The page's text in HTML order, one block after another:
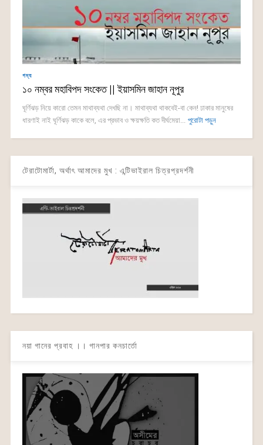
গদ্য
১০ নম্বর মহাবিপদ সংকেত || ইয়াসমিন জাহান নূপুর
ঘূর্ণিঝড় নিয়ে কারো তেমন মাথাব্যথা দেখছি না। মাথাব্যথা থাকবেই-বা কেন! ঢাকার মানুষের
ধারণাই নাই ঘূর্ণিঝড় কাকে বলে, এর প্রভাব ও ক্ষয়ক্ষতি কত দীর্ঘমেয়া... পুরোটা পড়ুন
টেরাটোমার্টা, অর্থাৎ আমাদের মুখ : এন্টিভাইরাল চিত্রপ্রদর্শনী
নয়া গানের প্রবাহ ।। গানপার কনচার্তো